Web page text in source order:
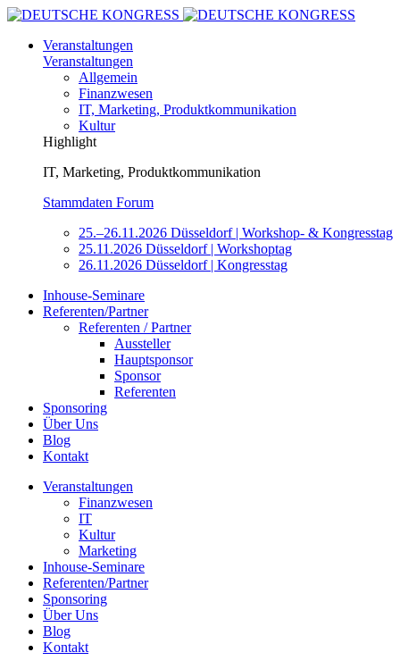
Veranstaltungen
Veranstaltungen
Allgemein
Finanzwesen
IT, Marketing, Produktkommunikation
Kultur
Highlight
IT, Marketing, Produktkommunikation
Stammdaten Forum
25.–26.11.2026 Düsseldorf | Workshop- & Kongresstag
25.11.2026 Düsseldorf | Workshoptag
26.11.2026 Düsseldorf | Kongresstag
Inhouse-Seminare
Referenten/Partner
Referenten / Partner
Aussteller
Hauptsponsor
Sponsor
Referenten
Sponsoring
Über Uns
Blog
Kontakt
Veranstaltungen
Finanzwesen
IT
Kultur
Marketing
Inhouse-Seminare
Referenten/Partner
Sponsoring
Über Uns
Blog
Kontakt